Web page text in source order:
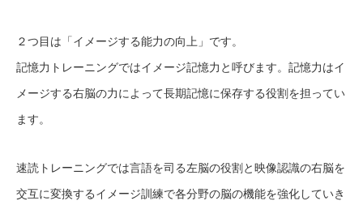
２つ目は「イメージする能力の向上」です。
記憶力トレーニングではイメージ記憶力と呼びます。記憶力はイ
メージする右脳の力によって長期記憶に保存する役割を担ってい
ます。
速読トレーニングでは言語を司る左脳の役割と映像認識の右脳を
交互に変換するイメージ訓練で各分野の脳の機能を強化していき